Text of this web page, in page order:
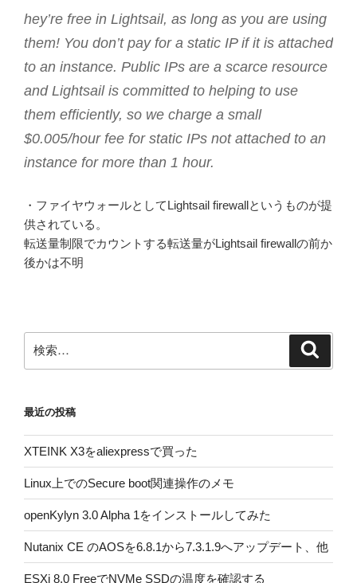
hey’re free in Lightsail, as long as you are using
them! You don’t pay for a static IP if it is attached
to an instance. Public IPs are a scarce resource
and Lightsail is committed to helping to use
them efficiently, so we charge a small
$0.005/hour fee for static IPs not attached to an
instance for more than 1 hour.
・ファイヤウォールとしてLightsail firewallというものが提
供されている。
転送量制限でカウントする転送量がLightsail firewallの前か
後かは不明
索:
最近の投稿
XTEINK X3をaliexpressで買った
Linux上でのSecure boot関連操作のメモ
openKylyn 3.0 Alpha 1をインストールしてみた
Nutanix CE のAOSを6.8.1から7.3.1.9へアップデート、他
ESXi 8.0 FreeでNVMe SSDの温度を確認する